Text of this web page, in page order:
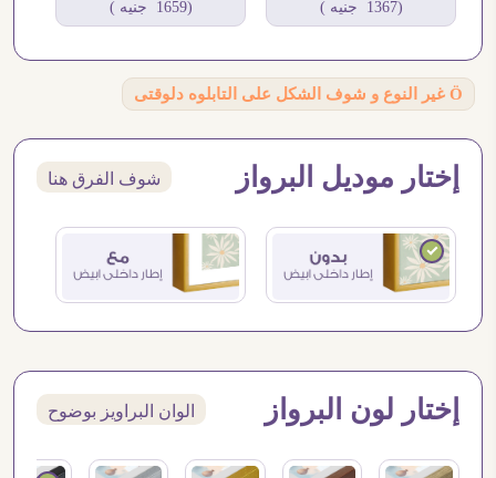
(1367 جنيه ) (1659 جنيه )
Ö غير النوع و شوف الشكل على التابلوه دلوقتى
إختار موديل البرواز شوف الفرق هنا
إختار لون البرواز الوان البراويز بوضوح